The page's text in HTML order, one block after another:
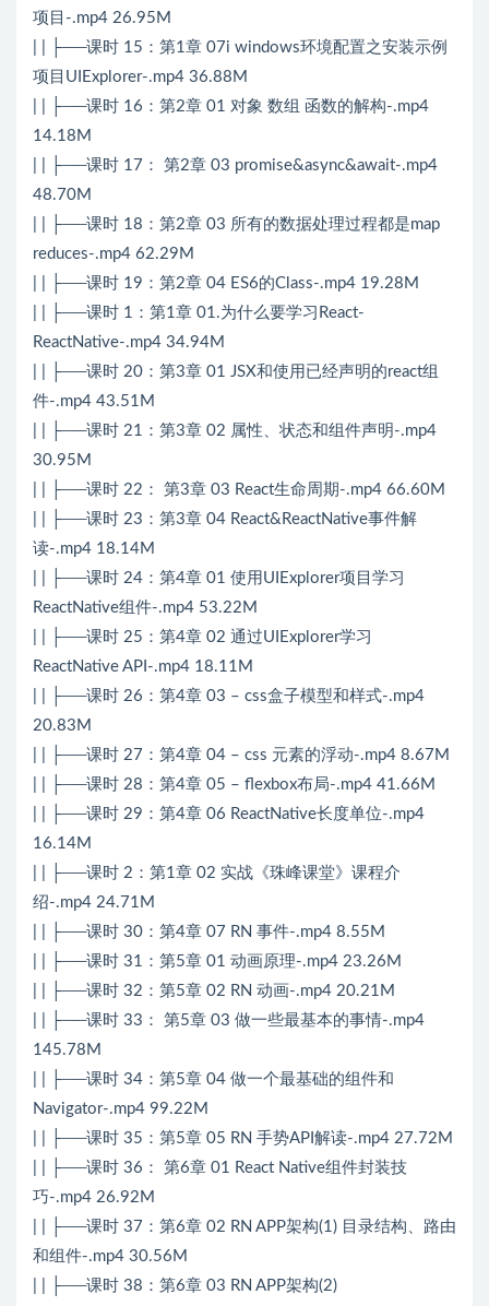
项目-.mp4 26.95M
| | ├──课时 15：第1章 07i windows环境配置之安装示例
项目UIExplorer-.mp4 36.88M
| | ├──课时 16：第2章 01 对象 数组 函数的解构-.mp4
14.18M
| | ├──课时 17： 第2章 03 promise&async&await-.mp4
48.70M
| | ├──课时 18：第2章 03 所有的数据处理过程都是map
reduces-.mp4 62.29M
| | ├──课时 19：第2章 04 ES6的Class-.mp4 19.28M
| | ├──课时 1：第1章 01.为什么要学习React-
ReactNative-.mp4 34.94M
| | ├──课时 20：第3章 01 JSX和使用已经声明的react组
件-.mp4 43.51M
| | ├──课时 21：第3章 02 属性、状态和组件声明-.mp4
30.95M
| | ├──课时 22： 第3章 03 React生命周期-.mp4 66.60M
| | ├──课时 23：第3章 04 React&ReactNative事件解
读-.mp4 18.14M
| | ├──课时 24：第4章 01 使用UIExplorer项目学习
ReactNative组件-.mp4 53.22M
| | ├──课时 25：第4章 02 通过UIExplorer学习
ReactNative API-.mp4 18.11M
| | ├──课时 26：第4章 03 – css盒子模型和样式-.mp4
20.83M
| | ├──课时 27：第4章 04 – css 元素的浮动-.mp4 8.67M
| | ├──课时 28：第4章 05 – flexbox布局-.mp4 41.66M
| | ├──课时 29：第4章 06 ReactNative长度单位-.mp4
16.14M
| | ├──课时 2：第1章 02 实战《珠峰课堂》课程介
绍-.mp4 24.71M
| | ├──课时 30：第4章 07 RN 事件-.mp4 8.55M
| | ├──课时 31：第5章 01 动画原理-.mp4 23.26M
| | ├──课时 32：第5章 02 RN 动画-.mp4 20.21M
| | ├──课时 33： 第5章 03 做一些最基本的事情-.mp4
145.78M
| | ├──课时 34：第5章 04 做一个最基础的组件和
Navigator-.mp4 99.22M
| | ├──课时 35：第5章 05 RN 手势API解读-.mp4 27.72M
| | ├──课时 36： 第6章 01 React Native组件封装技
巧-.mp4 26.92M
| | ├──课时 37：第6章 02 RN APP架构(1) 目录结构、路由
和组件-.mp4 30.56M
| | ├──课时 38：第6章 03 RN APP架构(2)